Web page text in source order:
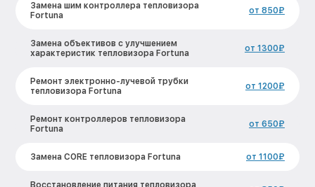
Замена шим контроллера тепловизора
Fortuna
от 850₽
Замена объективов с улучшением
характеристик тепловизора Fortuna
от 1300₽
Ремонт электронно-лучевой трубки
тепловизора Fortuna
от 1200₽
Ремонт контроллеров тепловизора
Fortuna
от 650₽
Замена CORE тепловизора Fortuna от 1100₽
Восстановление питания тепловизора